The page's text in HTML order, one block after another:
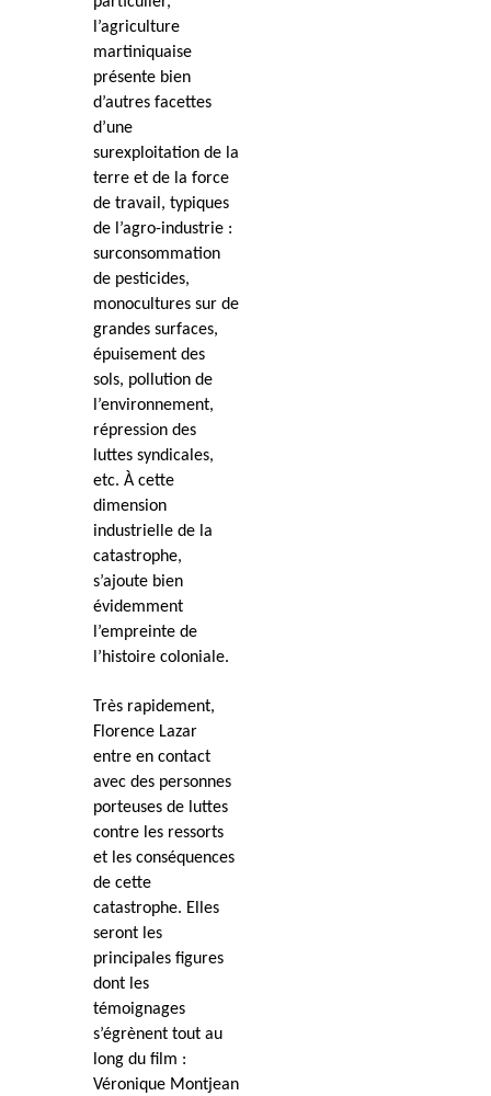
l’agriculture
martiniquaise
présente bien
d’autres facettes
d’une
surexploitation de la
terre et de la force
de travail, typiques
de l’agro-industrie :
surconsommation
de pesticides,
monocultures sur de
grandes surfaces,
épuisement des
sols, pollution de
l’environnement,
répression des
luttes syndicales,
etc. À cette
dimension
industrielle de la
catastrophe,
s’ajoute bien
évidemment
l’empreinte de
l’histoire coloniale.
Très rapidement,
Florence Lazar
entre en contact
avec des personnes
porteuses de luttes
contre les ressorts
et les conséquences
de cette
catastrophe. Elles
seront les
principales figures
dont les
témoignages
s’égrènent tout au
long du film :
Véronique Montjean